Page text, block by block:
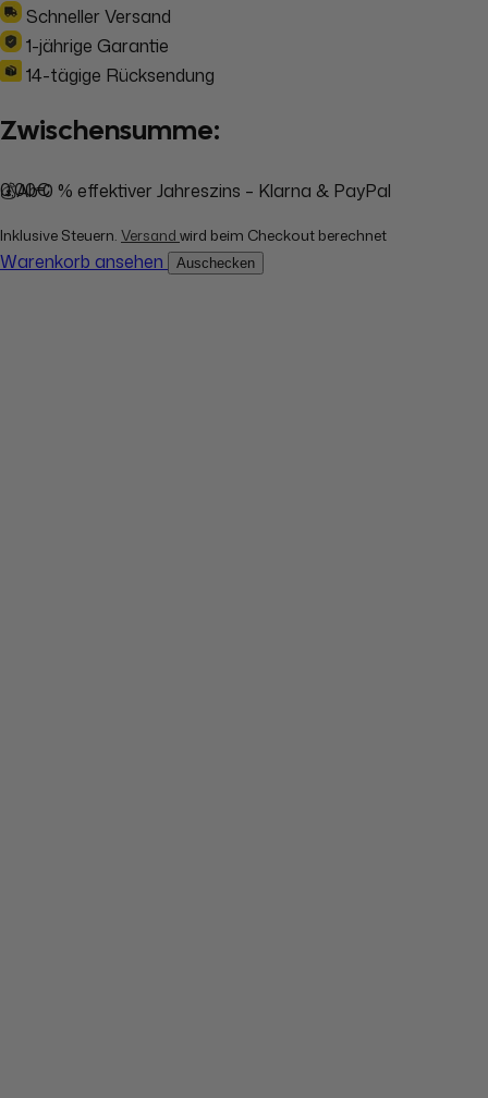
Schneller Versand
1-jährige Garantie
14-tägige Rücksendung
Zwischensumme:
0,00€
Inklusive Steuern. Versand wird beim Checkout berechnet
Warenkorb ansehen Auschecken
💰Ab 0 % effektiver Jahreszins – Klarna & PayPal